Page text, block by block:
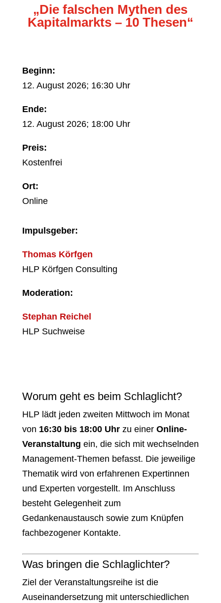
„Die falschen Mythen des
Kapitalmarkts – 10 Thesen“
Beginn:
12. August 2026; 16:30 Uhr
Ende:
12. August 2026; 18:00 Uhr
Preis:
Kostenfrei
Ort:
Online
Impulsgeber:
Thomas Körfgen
HLP Körfgen Consulting
Moderation:
Stephan Reichel
HLP Suchweise
Worum geht es beim Schlaglicht?
HLP lädt jeden zweiten Mittwoch im Monat
von 16:30 bis 18:00 Uhrzu einer Online-
Veranstaltung ein, die sich mit wechselnden
Management-Themen befasst. Die jeweilige
Thematik wird von erfahrenen Expertinnen
und Experten vorgestellt. Im Anschluss
besteht Gelegenheit zum
Gedankenaustausch sowie zum Knüpfen
fachbezogener Kontakte.
Was bringen die Schlaglichter?
Ziel der Veranstaltungsreihe ist die
Auseinandersetzung mit unterschiedlichen